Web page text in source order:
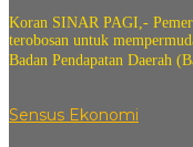
Koran SINAR PAGI,-
terobosan untuk
Badan Pendapatan Daerah
Sensus Ekonomi